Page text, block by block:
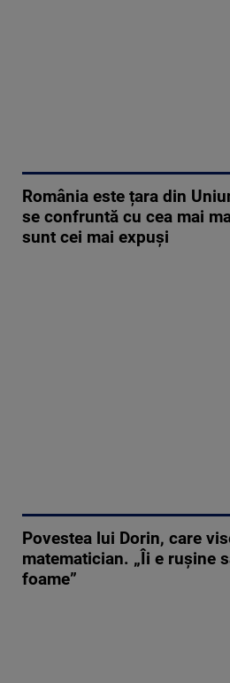
România este țara din
se confruntă cu cea mai
sunt cei mai expuși
Povestea lui Dorin, care
matematician. „Îi e rușine
foame”